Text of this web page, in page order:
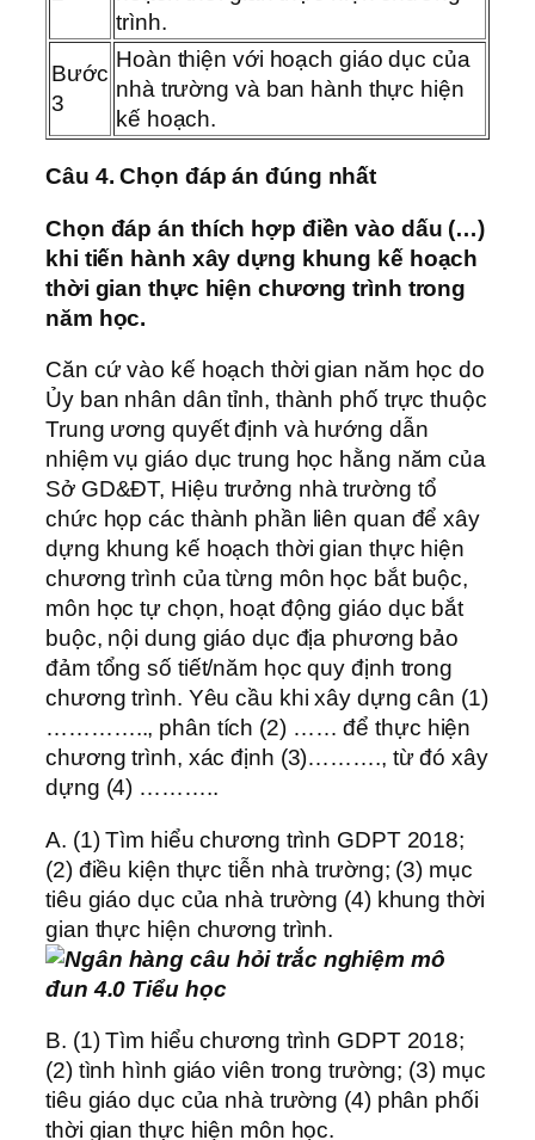
trình.
Bước
3
Hoàn thiện với hoạch giáo dục của
nhà trường và ban hành thực hiện
kế hoạch.
Câu 4. Chọn đáp án đúng nhất
Chọn đáp án thích hợp điền vào dấu (…)
khi tiến hành xây dựng khung kế hoạch
thời gian thực hiện chương trình trong
năm học.
Căn cứ vào kế hoạch thời gian năm học do
Ủy ban nhân dân tỉnh, thành phố trực thuộc
Trung ương quyết định và hướng dẫn
nhiệm vụ giáo dục trung học hằng năm của
Sở GD&ĐT, Hiệu trưởng nhà trường tổ
chức họp các thành phần liên quan để xây
dựng khung kế hoạch thời gian thực hiện
chương trình của từng môn học bắt buộc,
môn học tự chọn, hoạt động giáo dục bắt
buộc, nội dung giáo dục địa phương bảo
đảm tổng số tiết/năm học quy định trong
chương trình. Yêu cầu khi xây dựng cân (1)
………….., phân tích (2) …… để thực hiện
chương trình, xác định (3)………., từ đó xây
dựng (4) ………..
A. (1) Tìm hiểu chương trình GDPT 2018;
(2) điều kiện thực tiễn nhà trường; (3) mục
tiêu giáo dục của nhà trường (4) khung thời
gian thực hiện chương trình.
B. (1) Tìm hiểu chương trình GDPT 2018;
(2) tình hình giáo viên trong trường; (3) mục
tiêu giáo dục của nhà trường (4) phân phối
thời gian thực hiện môn học.